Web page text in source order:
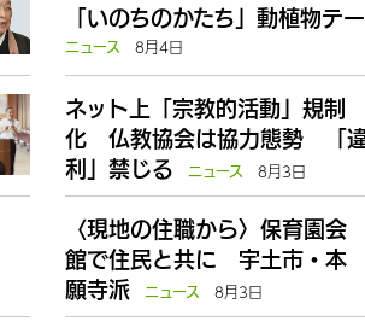
「いのちのかたち」動植物テ
ニュース 8月4日
ネット上「宗教的活動」規制
化 仏教協会は協力態勢 「
利」禁じる
ニュース 8月3日
〈現地の住職から〉保育園会
館で住民と共に 宇土市・本
願寺派
ニュース 8月3日